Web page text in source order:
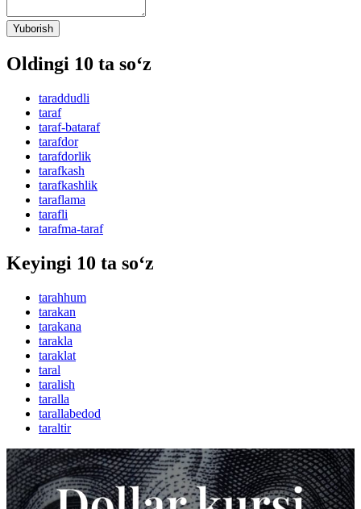
Yuborish
Oldingi 10 ta so‘z
taraddudli
taraf
taraf-bataraf
tarafdor
tarafdorlik
tarafkash
tarafkashlik
taraflama
tarafli
tarafma-taraf
Keyingi 10 ta so‘z
tarahhum
tarakan
tarakana
tarakla
taraklat
taral
taralish
taralla
tarallabedod
taraltir